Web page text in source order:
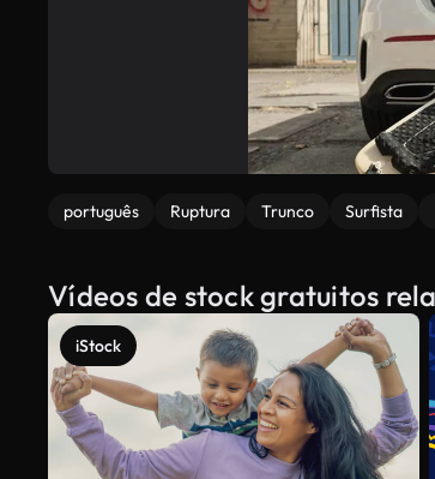
português Ruptura Trunco Surfista
Vídeos de stock gratuitos
iStock